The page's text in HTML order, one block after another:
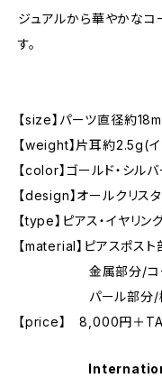
ジュアルから華やかな
す。
【size】パーツ直径約
【weight】片耳約2.5g(
【color】ゴールド・シル
【design】オールクリス
【type】ピアス・イヤリン
【material】ピアスポス
金属部分/コーテ
パール部分/樹
【price】 8,000円＋